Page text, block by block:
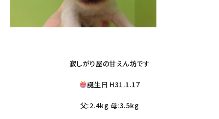
寂しがり屋の甘えん坊です
誕生日 H31.1.17
父:2.4kg 母:3.5kg